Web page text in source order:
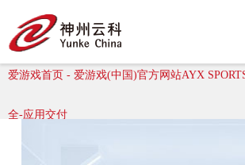
爱游戏首页 - 爱游戏(中
AYX SPORTS
爱游戏首页 - 爱游戏(中国)官方网站AYX
全-应用交付